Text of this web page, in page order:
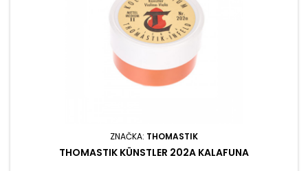
ZNAČKA: THOMASTIK
THOMASTIK KÜNSTLER 202A KALAFUNA